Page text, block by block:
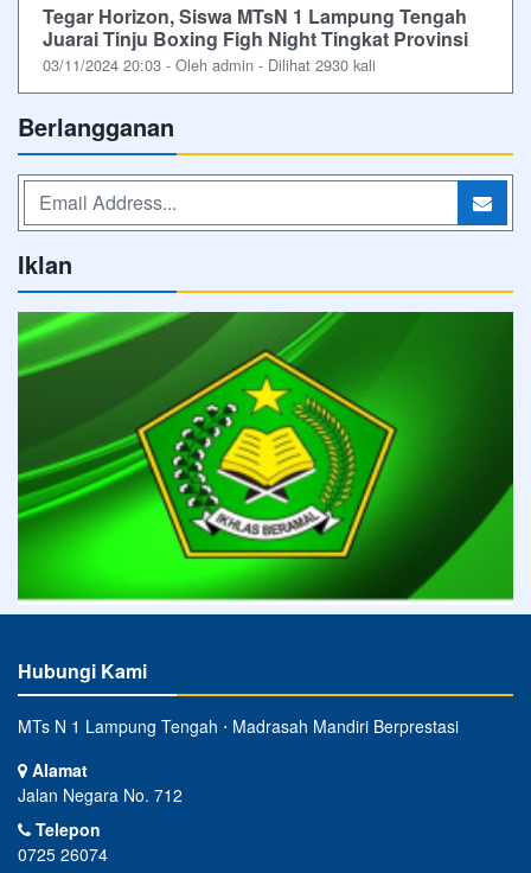
Tegar Horizon, Siswa MTsN 1 Lampung Tengah
Juarai Tinju Boxing Figh Night Tingkat Provinsi
03/11/2024 20:03 - Oleh admin - Dilihat 2930 kali
Berlangganan
Iklan
Hubungi Kami
MTs N 1 Lampung Tengah ⋅ Madrasah Mandiri Berprestasi
Alamat
Jalan Negara No. 712
Telepon
0725 26074